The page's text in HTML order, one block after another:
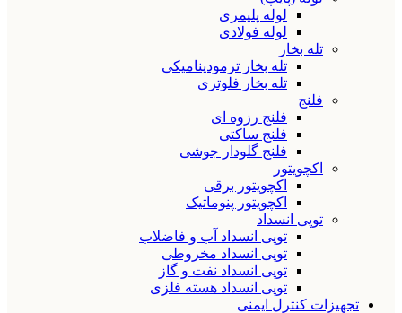
لوله پلیمری
لوله فولادی
تله بخار
تله بخار ترمودینامیکی
تله بخار فلوتری
فلنج
فلنج رزوه ای
فلنج ساکتی
فلنج گلودار جوشی
اکچویتور
اکچویتور برقی
اکچویتور پنوماتیک
توپی انسداد
توپی انسداد آب و فاضلاب
توپی انسداد مخروطی
توپی انسداد نفت و گاز
توپی انسداد هسته فلزی
تجهیزات کنترل ایمنی